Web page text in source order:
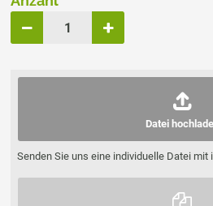
Datei
Senden Sie uns eine individuelle Datei mit